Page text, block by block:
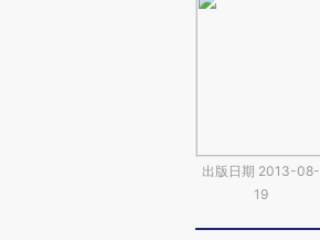
出版日期 2013-08-
19